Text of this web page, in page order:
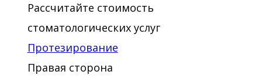
Рассчитайте стоимость
стоматологических услуг
Протезирование
Правая сторона